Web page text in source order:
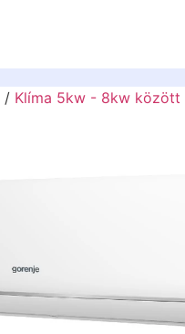
/ Klíma 5kw - 8kw között